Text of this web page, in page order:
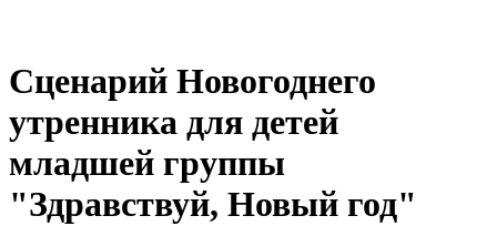
Сценарий Новогоднего
утренника для детей
младшей группы
"Здравствуй, Новый год"